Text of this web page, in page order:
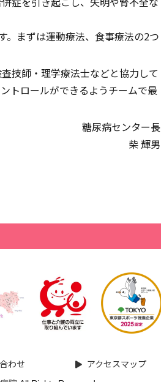
。まずは運動療法、食事療法の2つ
技師・理学療法士などと協力して
トロールができるようチームで最
糖尿病センター長
柴 輝男
わせ アクセスマップ